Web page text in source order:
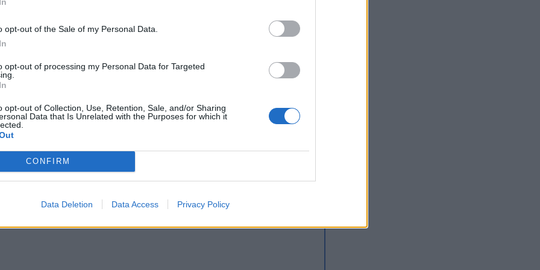
opt-out of the Sale of my Personal Data.
opt-out of processing my Personal Data for Targeted
opt-out of Collection, Use, Retention, Sale, and/or Sharing
Data that Is Unrelated with the Purposes for which it
CONFIRM
Data Deletion Data Access Privacy Policy
nawiązań literackich i kulturowych. Już w
z kolędyBóg się rodzi,napisanej przez
z Apokalipsy: trąby czy zapowiedź przyjścia
jest nim nie Jezus, lecz sam Bóg wzbudzający